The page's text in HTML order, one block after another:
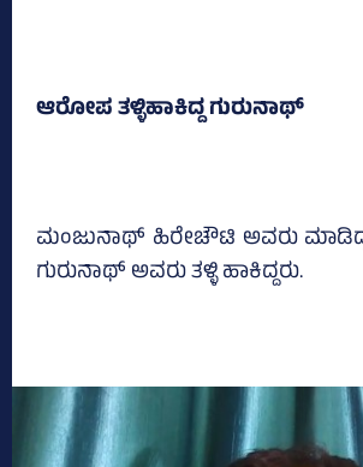
ಆರೋಪ ತಳ್ಳಿಹಾಕಿದ್ದ ಗುರುನಾಥ್‌
ಮಂಜುನಾಥ್‌ ಹಿರೇಚೌಟಿ ಅವರು
ಗುರುನಾಥ್‌ ಅವರು ತಳ್ಳಿ ಹಾಕಿದ್ದರು.